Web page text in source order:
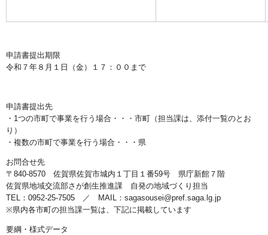
申請書提出期限
令和７年８月１日（金）１７：００まで
申請書提出先
・1つの市町で事業を行う場合・・・市町（担当課は、添付一覧のとお
り）
・複数の市町で事業を行う場合・・・県
お問合せ先
〒840-8570 佐賀県佐賀市城内１丁目１番59号 県庁新館７階
佐賀県地域交流部さが創生推進課 自発の地域づくり担当
TEL：0952-25-7505 ／ MAIL：sagasousei@pref.saga.lg.jp
※県内各市町の担当課一覧は、下記に掲載しています
要綱・様式データ